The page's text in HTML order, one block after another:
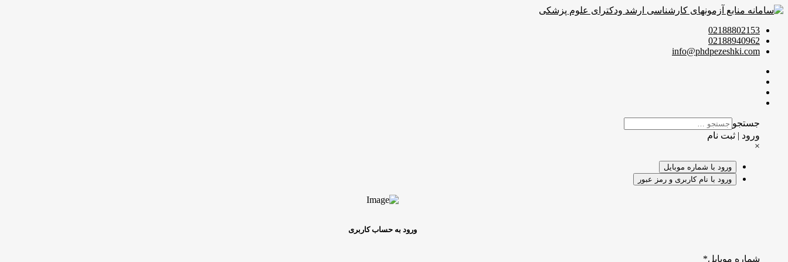
02188802153
02188940962
info@phdpezeshki.com
جستجو
ورود | ثبت نام
×
ورود با شماره موبایل
ورود با نام کاربری و رمز عبور
ورود به حساب کاربری
شماره موبایل*